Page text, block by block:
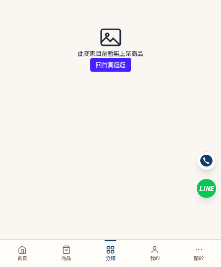
首頁 商品 分類 我的 關於
此商家目前暫無上架商品
回首頁逛逛
LINE